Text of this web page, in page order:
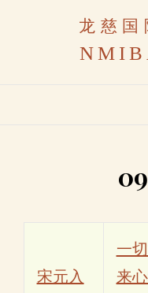
龙慈国
宋元入
一
来